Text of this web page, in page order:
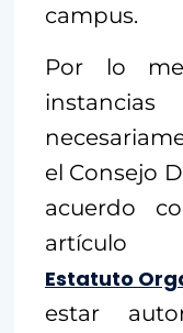
campus.
Por lo
el Consejo
acuerdo
Estatuto
estar